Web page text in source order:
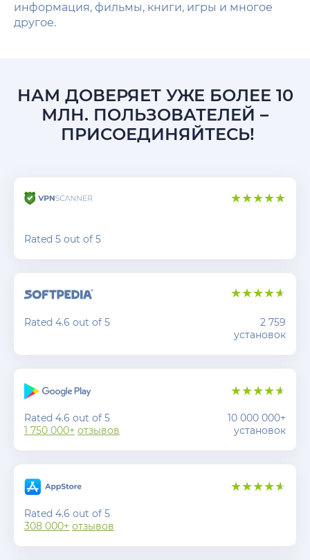
информация, фильмы, книги, игры и многое
другое.
НАМ ДОВЕРЯЕТ УЖЕ БОЛЕЕ 10
МЛН. ПОЛЬЗОВАТЕЛЕЙ –
ПРИСОЕДИНЯЙТЕСЬ!
Rated 5 out of 5
Rated 4.6 out of 5
2 759
установок
Rated 4.6 out of 5
1 750 000+ отзывов
10 000 000+
установок
Rated 4.6 out of 5
308 000+ отзывов